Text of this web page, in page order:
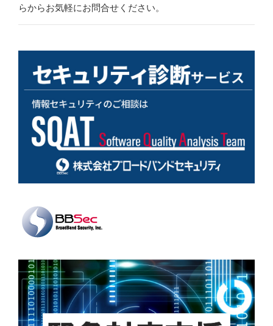
らからお気軽にお問合せください。